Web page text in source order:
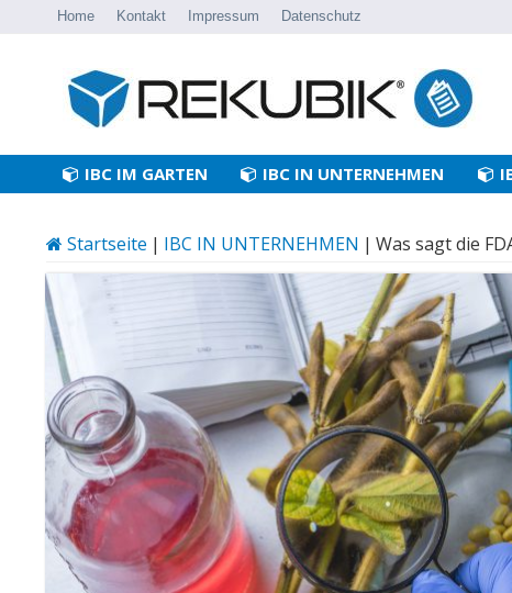
Home Kontakt Impressum Datenschutz
IBC IM GARTEN IBC IN UNTERNEHMEN
Startseite | IBC IN UNTERNEHMEN | Was sagt die